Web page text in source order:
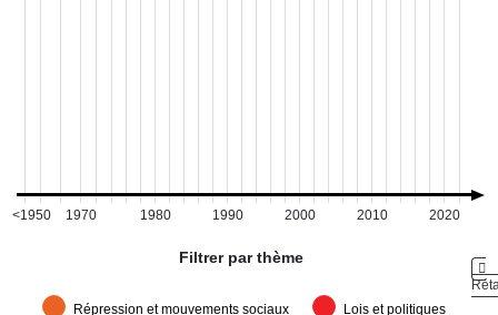
<1950 1970 1980 1990 2000 2010 2020
Filtrer par thème
Répression et mouvements sociaux Lois et politiques